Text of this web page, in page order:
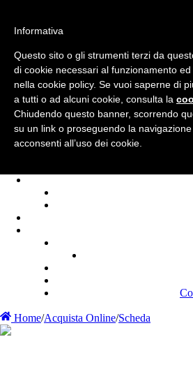
Chiamaci : +39.0525
Registrati
Login
Home/Acquista Online/Scheda
Informativa
Questo sito o gli strumenti terzi da
di cookie necessari al funzionamento
nella cookie policy. Se vuoi saperne di
a tutti o ad alcuni cookie, consulta la
Chiudendo questo banner, scorrendo
su un link o proseguendo la navigazione
acconsenti all’uso dei cookie.